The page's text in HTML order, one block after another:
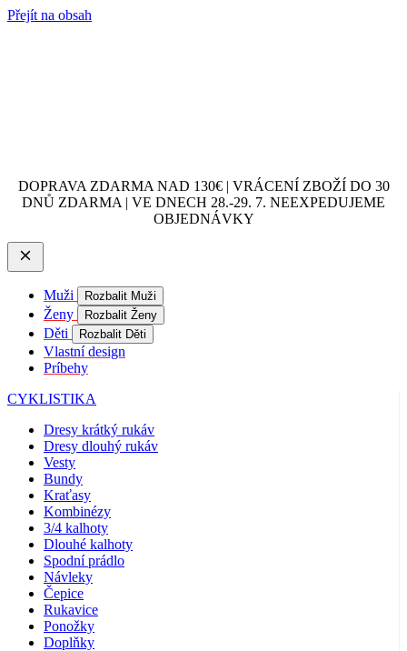
Přejít na obsah
DOPRAVA ZDARMA NAD 130€ | VRÁCENÍ ZBOŽÍ DO 30
DNŮ ZDARMA | VE DNECH 28.-29. 7. NEEXPEDUJEME
OBJEDNÁVKY
Muži Rozbalit Muži
Ženy Rozbalit Ženy
Děti Rozbalit Děti
Vlastní design
Príbehy
CYKLISTIKA
Dresy krátký rukáv
Dresy dlouhý rukáv
Vesty
Bundy
Kraťasy
Kombinézy
3/4 kalhoty
Dlouhé kalhoty
Spodní prádlo
Návleky
Čepice
Rukavice
Ponožky
Doplňky